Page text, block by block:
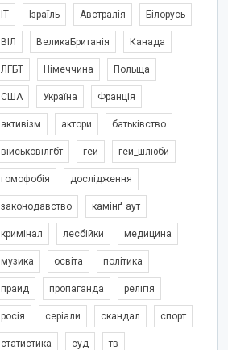
IT Ізраїль Австралія Білорусь
ВІЛ ВеликаБританія Канада
ЛГБТ Німеччина Польща
США Україна Франція
активізм актори батьківство
військовілгбт гей гей_шлюби
гомофобія дослідження
законодавство камінґ_аут
кримінал лесбійки медицина
музика освіта політика
прайд пропаганда релігія
росія серіали скандал спорт
статистика суд тв